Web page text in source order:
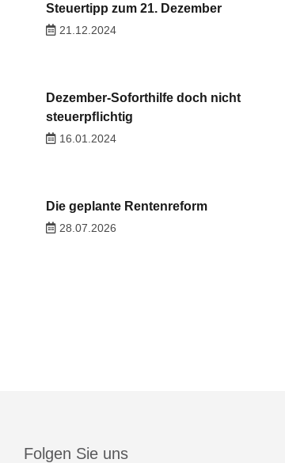
Steuertipp zum 21. Dezember
21.12.2024
Dezember-Soforthilfe doch nicht
steuerpﬂichtig
16.01.2024
Die geplante Rentenreform
28.07.2026
Folgen Sie uns